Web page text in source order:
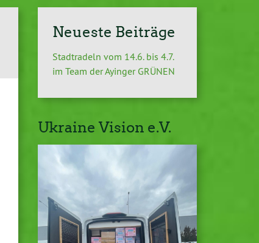
Neueste Beiträge
Stadtradeln vom 14.6. bis 4.7.
im Team der Ayinger GRÜNEN
Ukraine Vision e.V.